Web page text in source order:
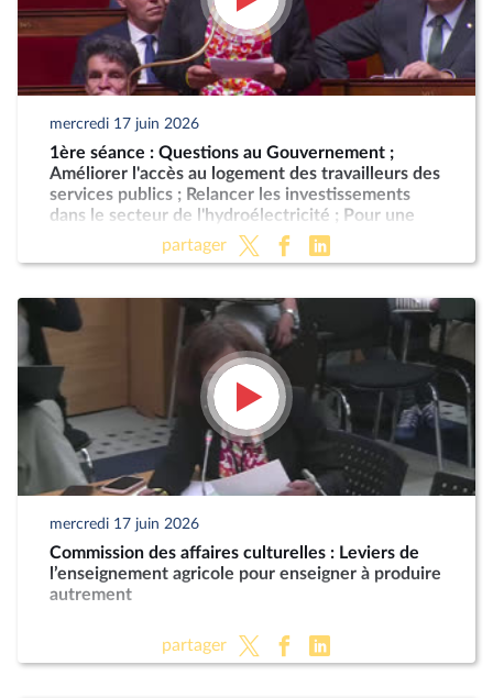
mercredi 17 juin 2026
1ère séance : Questions au Gouvernement ;
Améliorer l'accès au logement des travailleurs des
services publics ; Relancer les investissements
dans le secteur de l'hydroélectricité ; Pour une
Corse autonome au sein de la République (suite)
partager
mercredi 17 juin 2026
Commission des affaires culturelles : Leviers de
l’enseignement agricole pour enseigner à produire
autrement
partager